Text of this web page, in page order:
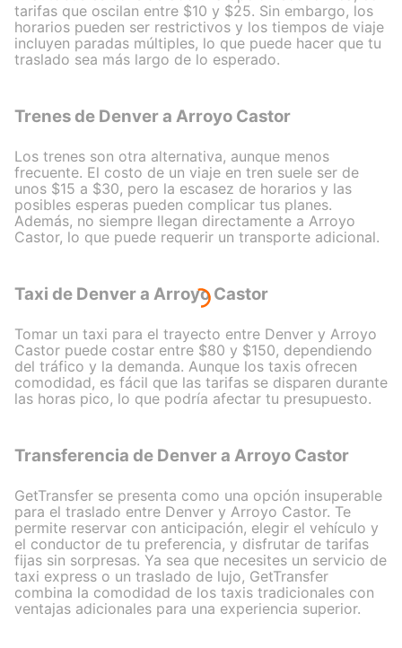
tarifas que oscilan entre $10 y $25. Sin embargo, los
horarios pueden ser restrictivos y los tiempos de viaje
incluyen paradas múltiples, lo que puede hacer que tu
traslado sea más largo de lo esperado.
Trenes de Denver a Arroyo Castor
Los trenes son otra alternativa, aunque menos
frecuente. El costo de un viaje en tren suele ser de
unos $15 a $30, pero la escasez de horarios y las
posibles esperas pueden complicar tus planes.
Además, no siempre llegan directamente a Arroyo
Castor, lo que puede requerir un transporte adicional.
Taxi de Denver a Arroyo Castor
Tomar un taxi para el trayecto entre Denver y Arroyo
Castor puede costar entre $80 y $150, dependiendo
del tráfico y la demanda. Aunque los taxis ofrecen
comodidad, es fácil que las tarifas se disparen durante
las horas pico, lo que podría afectar tu presupuesto.
Transferencia de Denver a Arroyo Castor
GetTransfer se presenta como una opción insuperable
para el traslado entre Denver y Arroyo Castor. Te
permite reservar con anticipación, elegir el vehículo y
el conductor de tu preferencia, y disfrutar de tarifas
fijas sin sorpresas. Ya sea que necesites un servicio de
taxi express o un traslado de lujo, GetTransfer
combina la comodidad de los taxis tradicionales con
ventajas adicionales para una experiencia superior.